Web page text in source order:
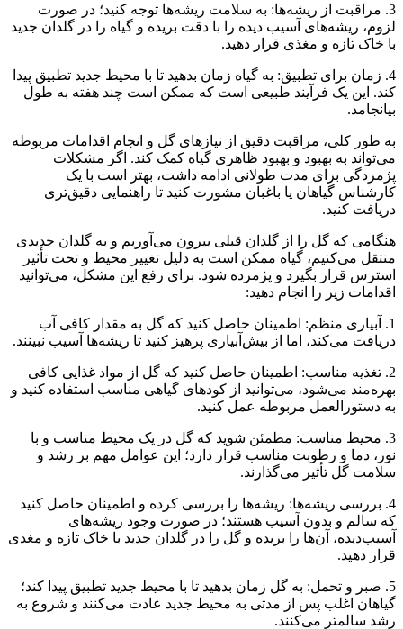
3. مراقبت از ریشه‌ها: به سلامت ریشه‌ها توجه کنید؛ در صورت
لزوم، ریشه‌های آسیب دیده را با دقت بریده و گیاه را در گلدان جدید
با خاک تازه و مغذی قرار دهید.
4. زمان برای تطبیق: به گیاه زمان بدهید تا با محیط جدید تطبیق پیدا
کند. این یک فرآیند طبیعی است که ممکن است چند هفته به طول
بیانجامد.
به طور کلی، مراقبت دقیق از نیازهای گل و انجام اقدامات مربوطه
می‌تواند به بهبود و بهبود ظاهری گیاه کمک کند. اگر مشکلات
پژمردگی برای مدت طولانی ادامه داشت، بهتر است با یک
کارشناس گیاهان یا باغبان مشورت کنید تا راهنمایی دقیق‌تری
دریافت کنید.
هنگامی که گل را از گلدان قبلی بیرون می‌آوریم و به گلدان جدیدی
منتقل می‌کنیم، گیاه ممکن است به دلیل تغییر محیط و تحت تأثیر
استرس قرار بگیرد و پژمرده شود. برای رفع این مشکل، می‌توانید
اقدامات زیر را انجام دهید:
1. آبیاری منظم: اطمینان حاصل کنید که گل به مقدار کافی آب
دریافت می‌کند، اما از بیش‌آبیاری پرهیز کنید تا ریشه‌ها آسیب نبینند.
2. تغذیه مناسب: اطمینان حاصل کنید که گل از مواد غذایی کافی
بهره‌مند می‌شود، می‌توانید از کودهای گیاهی مناسب استفاده کنید و
به دستورالعمل مربوطه عمل کنید.
3. محیط مناسب: مطمئن شوید که گل در یک محیط مناسب و با
نور، دما و رطوبت مناسب قرار دارد؛ این عوامل مهم بر رشد و
سلامت گل تأثیر می‌گذارند.
4. بررسی ریشه‌ها: ریشه‌ها را بررسی کرده و اطمینان حاصل کنید
که سالم و بدون آسیب هستند؛ در صورت وجود ریشه‌های
آسیب‌دیده، آن‌ها را بریده و گل را در گلدان جدید با خاک تازه و مغذی
قرار دهید.
5. صبر و تحمل: به گل زمان بدهید تا با محیط جدید تطبیق پیدا کند؛
گیاهان اغلب پس از مدتی به محیط جدید عادت می‌کنند و شروع به
رشد سالمتر می‌کنند.